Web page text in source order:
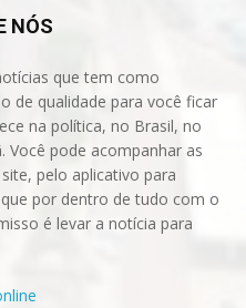
NÓS
que tem como
de qualidade para você ficar
na política, no Brasil, no
Você pode acompanhar as
pelo aplicativo para
por dentro de tudo com o
é levar a notícia para